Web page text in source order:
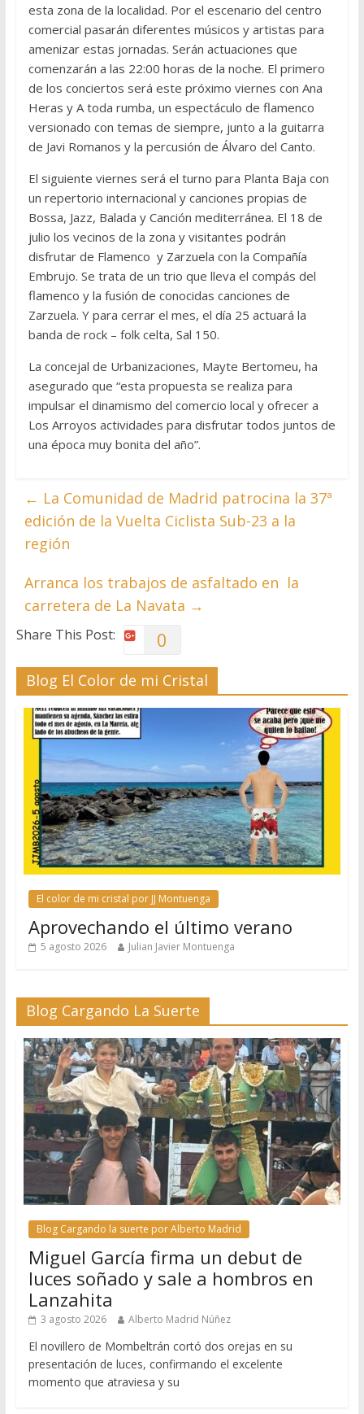
esta zona de la localidad. Por el escenario del centro
comercial pasarán diferentes músicos y artistas para
amenizar estas jornadas. Serán actuaciones que
comenzarán a las 22:00 horas de la noche. El primero
de los conciertos será este próximo viernes con Ana
Heras y A toda rumba, un espectáculo de flamenco
versionado con temas de siempre, junto a la guitarra
de Javi Romanos y la percusión de Álvaro del Canto.
El siguiente viernes será el turno para Planta Baja con
un repertorio internacional y canciones propias de
Bossa, Jazz, Balada y Canción mediterránea. El 18 de
julio los vecinos de la zona y visitantes podrán
disfrutar de Flamenco y Zarzuela con la Compañía
Embrujo. Se trata de un trio que lleva el compás del
flamenco y la fusión de conocidas canciones de
Zarzuela. Y para cerrar el mes, el día 25 actuará la
banda de rock – folk celta, Sal 150.
La concejal de Urbanizaciones, Mayte Bertomeu, ha
asegurado que “esta propuesta se realiza para
impulsar el dinamismo del comercio local y ofrecer a
Los Arroyos actividades para disfrutar todos juntos de
una época muy bonita del año”.
← La Comunidad de Madrid patrocina la 37ª
edición de la Vuelta Ciclista Sub-23 a la
región
Arranca los trabajos de asfaltado en la
carretera de La Navata →
Share This Post: 0
Blog El Color de mi Cristal
El color de mi cristal por JJ Montuenga
Aprovechando el último verano
5 agosto 2026 Julian Javier Montuenga
Blog Cargando La Suerte
Blog Cargando la suerte por Alberto Madrid
Miguel García firma un debut de
luces soñado y sale a hombros en
Lanzahita
3 agosto 2026 Alberto Madrid Núñez
El novillero de Mombeltrán cortó dos orejas en su
presentación de luces, confirmando el excelente
momento que atraviesa y su